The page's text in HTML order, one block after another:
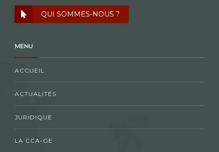
QUI SOMMES-NOUS ?
MENU
ACCUEIL
ACTUALITÉS
JURIDIQUE
LA CCA-GE